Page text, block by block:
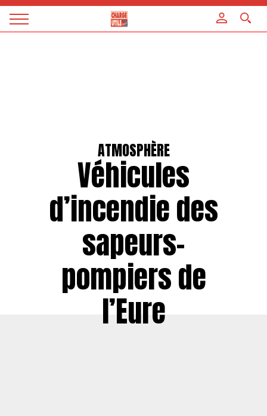
Magazine
ATMOSPHÈRE
Véhicules
d’incendie des
sapeurs-
pompiers de
l’Eure
Panneau de gestion des cookies